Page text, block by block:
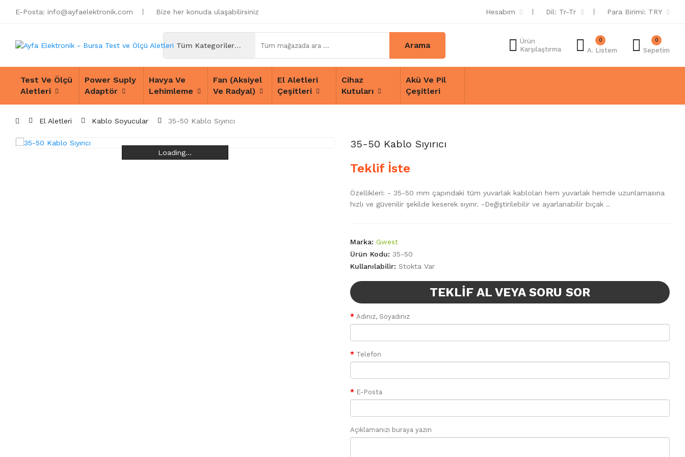
E-Posta: info@ayfaelektronik.com Bize her konuda ulaşabilirsiniz Hesabım Dil: Tr-Tr Para Birimi: TRY
Ürün
Karşılaştırma
A. Listem
0 0
Sepetim
Tüm Kategoriler Arama
Test Ve Ölçü
Aletleri
Power Suply
Adaptör
Havya Ve
Lehimleme
Fan (Aksiyel
Ve Radyal)
El Aletleri
Çeşitleri
Cihaz
Kutuları
Akü Ve Pil
Çeşitleri
El Aletleri Kablo Soyucular 35-50 Kablo Sıyırıcı
Loading...
Loading...
Loading...
Loading...
35-50 Kablo Sıyırıcı
Teklif İste
Özellikleri: - 35-50 mm çapındaki tüm yuvarlak kabloları hem yuvarlak hemde uzunlamasına
hızlı ve güvenilir şekilde keserek sıyırır. -Değiştirilebilir ve ayarlanabilir bıçak ..
Marka: Gwest
Ürün Kodu: 35-50
Kullanılabilir: Stokta Var
TEKLIF AL VEYA SORU SOR
Adınız, Soyadınız
Telefon
E-Posta
Açıklamanızı buraya yazın